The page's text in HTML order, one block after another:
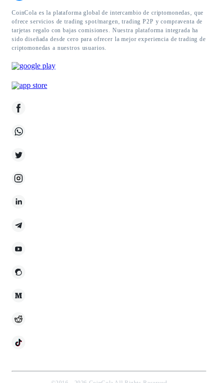
CoinCola es la plataforma global de intercambio de criptomonedas, que
ofrece servicios de trading spot/margen, trading P2P y compraventa de
tarjetas regalo con bajas comisiones. Nuestra plataforma integrada ha
sido diseñada desde cero para ofrecer la mejor experiencia de trading de
criptomonedas a nuestros usuarios.